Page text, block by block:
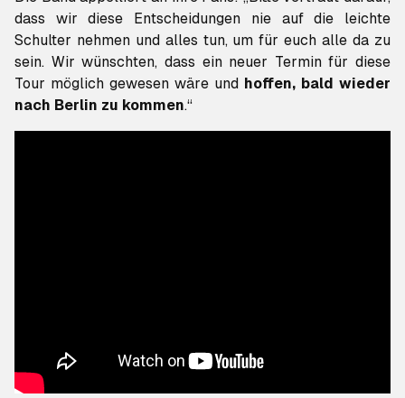
dass wir diese Entscheidungen nie auf die leichte
Schulter nehmen und alles tun, um für euch alle da zu
sein. Wir wünschten, dass ein neuer Termin für diese
Tour möglich gewesen wäre und hoffen, bald wieder
nach Berlin zu kommen.“